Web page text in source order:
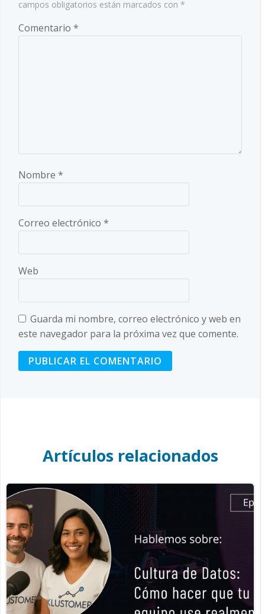
campos obligatorios están marcados con *
Comentario *
Nombre *
Correo electrónico *
Web
Guarda mi nombre, correo electrónico y web en
este navegador para la próxima vez que comente.
Artículos relacionados